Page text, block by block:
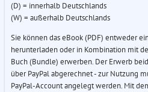
(D) = innerhalb Deutschlands
(W) = außerhalb Deutschlands
Sie können das eBook (PDF) entweder
herunterladen oder in Kombination mit
Buch (Bundle) erwerben. Der Erwerb
über PayPal abgerechnet - zur Nutzung
PayPal-Account angelegt werden. Mit